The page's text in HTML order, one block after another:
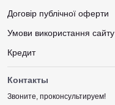
Договір публічної оферти
Умови використання сайту
Кредит
Контакты
Звоните, проконсультируем!